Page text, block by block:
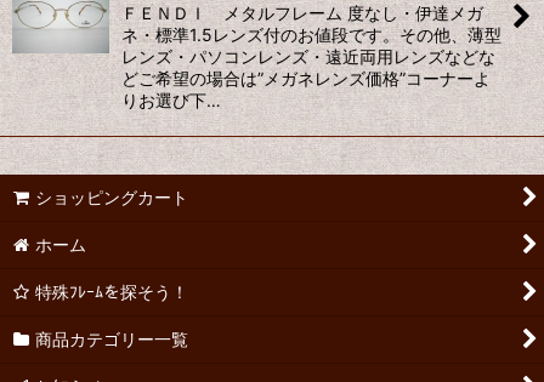
ＦＥＮＤＩ メタルフレーム 度なし・伊達メガ
ネ・標準1.5レンズ付のお値段です。その他、薄型
レンズ・パソコンレンズ・遠近両用レンズなどな
どご希望の場合は”メガネレンズ価格”コーナーよ
りお選び下…
ショッピングカート
ホーム
特殊ﾌﾚｰﾑを探そう！
商品カテゴリー一覧